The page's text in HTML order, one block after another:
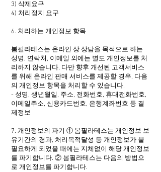
3) 삭제요구
4) 처리정지 요구
6. 처리하는 개인정보 항목
봄필라테스는 온라인 상 상담을 목적으로 하는
성명, 연락처, 이메일 외에는 별도 개인정보를 처
리하지 않습니다, 다만 향후 개선된 고객서비스
를 위해 온라인 판매 서비스를 제공할 경우, 다음
의 개인정보 항목을 처리할 수 있습니다.
- 성명, 생년월일, 주소, 전화번호, 휴대전화번호,
이메일주소, 신용카드번호, 은행계좌번호 등 결
제정보
7. 개인정보의 파기 ① 봄필라테스는 개인정보 보
유기간의 경과, 처리목적달성 등 개인정보가 불
필요하게 되었을 때에는 지체없이 해당 개인정보
를 파기합니다. ② 봄필라테스는 다음의 방법으
로 개인정보를 파기합니다.